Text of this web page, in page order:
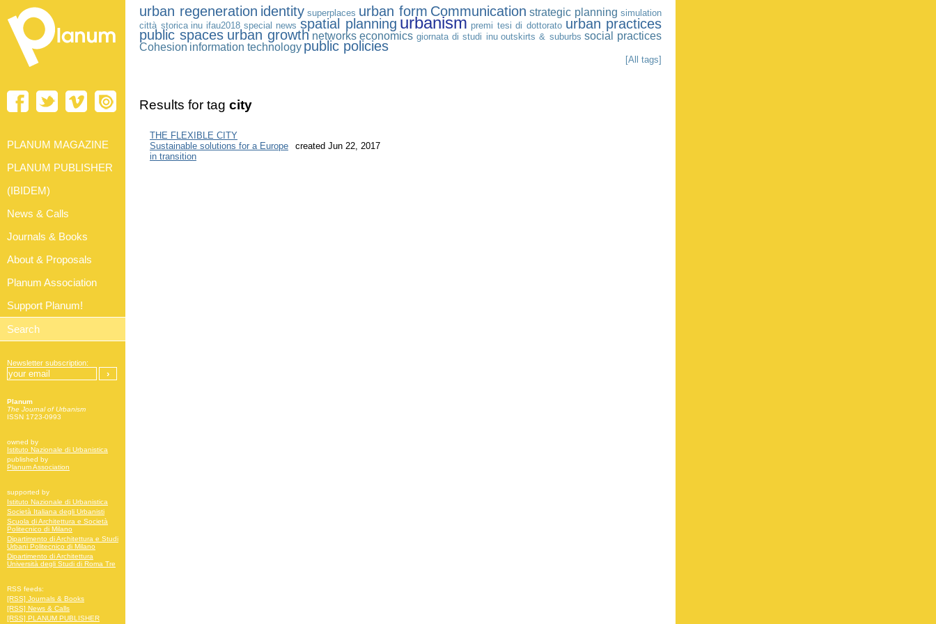
urban regeneration identity superplaces urban form Communication strategic planning simulation
città storica inu ifau2018 special news spatial planning urbanism premi tesi di dottorato urban practices
public spaces urban growth networks economics giornata di studi inu outskirts & suburbs social practices
Cohesion information technology public policies
[All tags]
Results for tag city
THE FLEXIBLE CITY
Sustainable solutions for a Europe
in transition
created Jun 22, 2017
PLANUM MAGAZINE
PLANUM PUBLISHER
(IBIDEM)
News & Calls
Journals & Books
About & Proposals
Planum Association
Support Planum!
Newsletter subscription:
Planum
The Journal of Urbanism
ISSN 1723-0993
owned by
Istituto Nazionale di Urbanistica
published by
Planum Association
supported by
Istituto Nazionale di Urbanistica
Società Italiana degli Urbanisti
Scuola di Architettura e Società
Politecnico di Milano
Dipartimento di Architettura e Studi
Urbani Politecnico di Milano
Dipartimento di Architettura
Università degli Studi di Roma Tre
RSS feeds:
[RSS] Journals & Books
[RSS] News & Calls
[RSS] PLANUM PUBLISHER